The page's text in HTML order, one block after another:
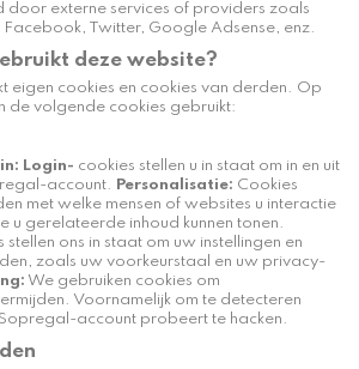
externe services of providers zoals
Twitter, Google Adsense, enz.
deze website?
eigen cookies en cookies van derden. Op
de volgende cookies gebruikt:
Login- cookies stellen u in staat om in en uit
account.
Personalisatie: Cookies
met welke mensen of websites u interactie
u gerelateerde inhoud kunnen tonen.
stellen ons in staat om uw instellingen en
zoals uw voorkeurstaal en uw privacy-
We gebruiken cookies om
Voornamelijk om te detecteren
account probeert te hacken.